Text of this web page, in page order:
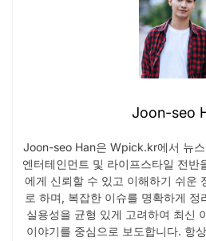
Joon-seo
Joon-seo Han은 Wpick.kr에서 뉴
엔터테인먼트 및 라이프스타일 전반
에게 신뢰할 수 있고 이해하기 쉬운
로 하며, 복잡한 이슈를 명확하게
실용성을 균형 있게 고려하여 최신
이야기를 중심으로 보도합니다. 항